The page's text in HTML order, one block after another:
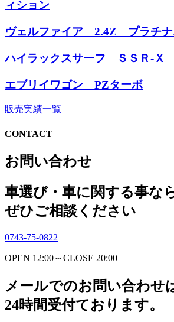
ィション
ヴェルファイア 2.4Z プラチナ
ハイラックスサーフ ＳＳＲ-Ｘ
エブリイワゴン PZターボ
販売実績一覧
CONTACT
お問い合わせ
車選び・車に関する事な
ぜひご相談ください
0743-75-0822
OPEN 12:00～CLOSE 20:00
メールでのお問い合わせ
24時間受付ております。